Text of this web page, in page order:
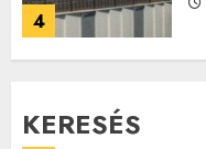
4
KERESÉS